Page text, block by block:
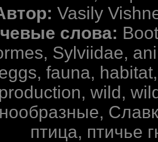
Vasily
слова:
Sylviidae,
fauna,
wild,
птица, птичье